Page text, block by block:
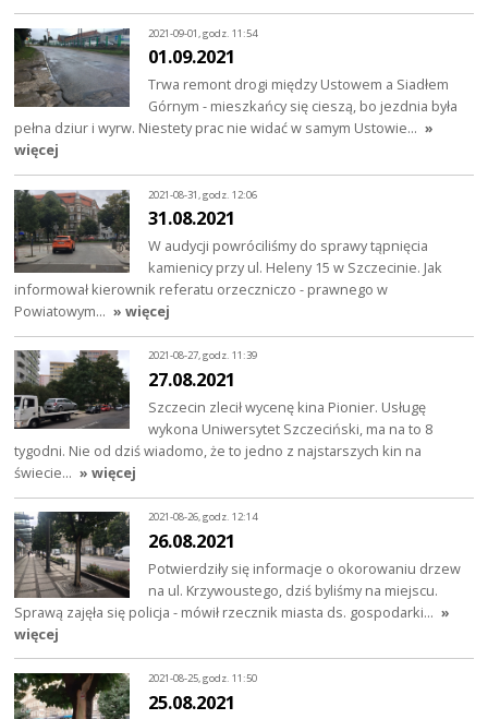
2021-09-01, godz. 11:54
01.09.2021
Trwa remont drogi między Ustowem a Siadłem
Górnym - mieszkańcy się cieszą, bo jezdnia była
pełna dziur i wyrw. Niestety prac nie widać w samym Ustowie… »
więcej
2021-08-31, godz. 12:06
31.08.2021
W audycji powróciliśmy do sprawy tąpnięcia
kamienicy przy ul. Heleny 15 w Szczecinie. Jak
informował kierownik referatu orzeczniczo - prawnego w
Powiatowym… » więcej
2021-08-27, godz. 11:39
27.08.2021
Szczecin zlecił wycenę kina Pionier. Usługę
wykona Uniwersytet Szczeciński, ma na to 8
tygodni. Nie od dziś wiadomo, że to jedno z najstarszych kin na
świecie… » więcej
2021-08-26, godz. 12:14
26.08.2021
Potwierdziły się informacje o okorowaniu drzew
na ul. Krzywoustego, dziś byliśmy na miejscu.
Sprawą zajęła się policja - mówił rzecznik miasta ds. gospodarki… »
więcej
2021-08-25, godz. 11:50
25.08.2021